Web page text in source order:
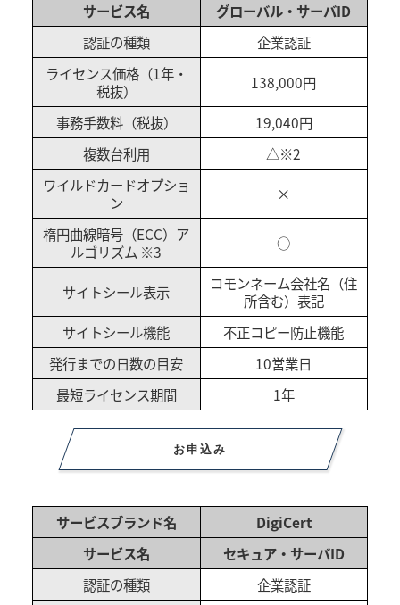
サービス名
グローバル・サーバID
認証の種類
企業認証
ライセンス価格（1年・
税抜）
138,000円
事務手数料（税抜）
19,040円
複数台利用
△※2
ワイルドカードオプショ
ン
×
楕円曲線暗号（ECC）ア
ルゴリズム ※3
○
サイトシール表示
コモンネーム会社名（住
所含む）表記
サイトシール機能
不正コピー防止機能
発行までの日数の目安
10営業日
最短ライセンス期間
1年
お申込み
サービスブランド名
DigiCert
サービス名
セキュア・サーバID
認証の種類
企業認証